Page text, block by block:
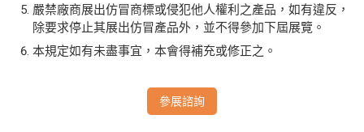
嚴禁廠商展出仿冒商標或侵犯他人權利之產品，如有違反，
除要求停止其展出仿冒產品外，並不得參加下屆展覽。
本規定如有未盡事宜，本會得補充或修正之。
參展諮詢